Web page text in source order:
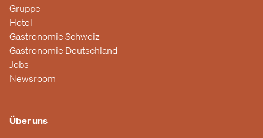
Gruppe
Hotel
Gastronomie Schweiz
Gastronomie Deutschland
Jobs
Newsroom
Über uns